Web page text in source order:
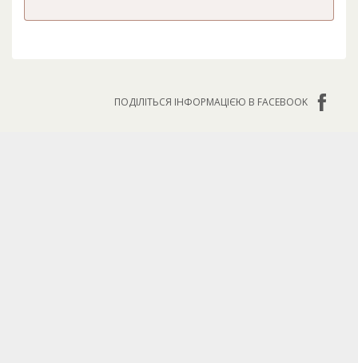
ПОДІЛІТЬСЯ ІНФОРМАЦІЄЮ В FACEBOOK